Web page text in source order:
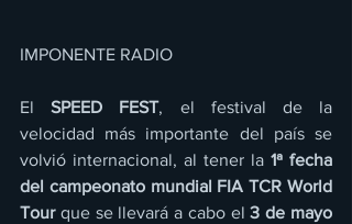
IMPONENTE RADIO
El SPEED FEST, el festival de la
velocidad más importante del país se
volvió internacional, al tener la 1ª fecha
del campeonato mundial FIA TCR World
Tour que se llevará a cabo el 3 de mayo